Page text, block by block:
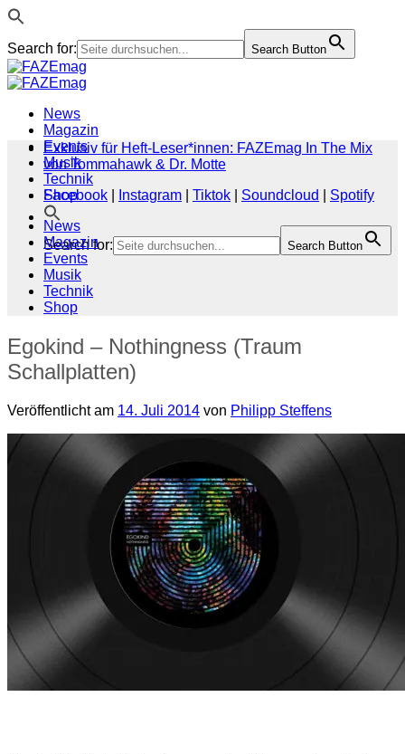
Search for: Search Button
Zum
Inhalt
News
Magazin
Events
Musik
Technik
Shop
Search for: Search Button
Exklusiv für Heft-Leser*innen: FAZEmag In The Mix
von Tommahawk & Dr. Motte
Facebook
Instagram Tiktok Soundcloud
Spotify
News
Magazin
Events
Musik
Technik
Shop
Egokind – Nothingness (Traum
Schallplatten)
Veröffentlicht am 14. Juli 2014 von Philipp Steffens